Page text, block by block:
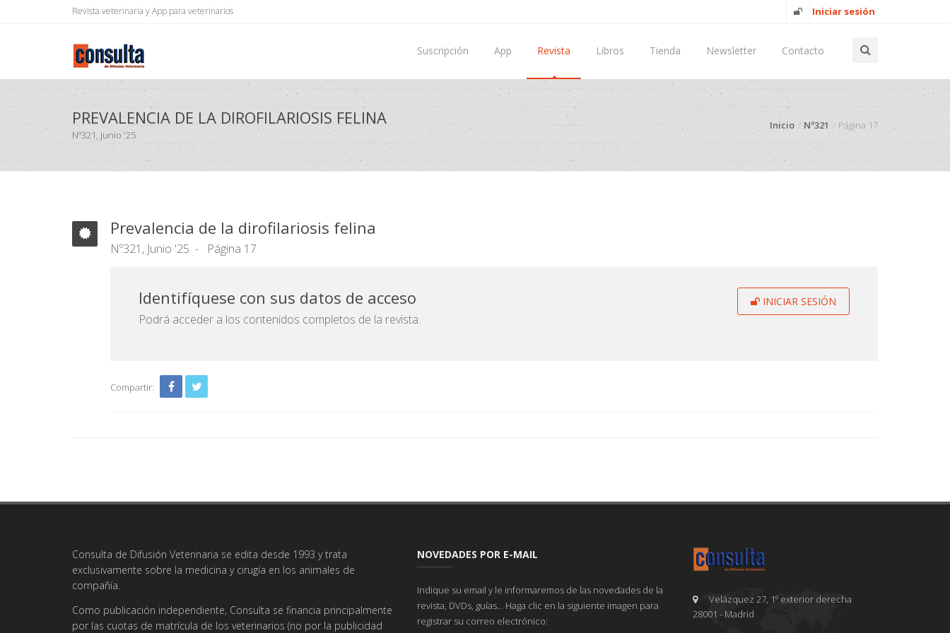
Revista veterinaria y App para veterinarios Iniciar sesión
Suscripción App Revista Libros Tienda Newsletter Contacto
PREVALENCIA DE LA DIROFILARIOSIS FELINA
Nº321, Junio '25
Inicio Nº321 Página 17
Prevalencia de la dirofilariosis felina
Nº321, Junio '25 Página 17
INICIAR SESIÓN
Identifíquese con sus datos de acceso
Podrá acceder a los contenidos completos de la revista.
Compartir:
Consulta de Difusión Veterinaria se edita desde 1993 y trata
exclusivamente sobre la medicina y cirugía en los animales de
compañía.
Como publicación independiente, Consulta se financia principalmente
por las cuotas de matrícula de los veterinarios (no por la publicidad
NOVEDADES POR E-MAIL
Indique su email y le informaremos de las novedades de la
revista, DVDs, guías... Haga clic en la siguiente imagen para
registrar su correo electrónico:
Velázquez 27, 1º exterior derecha
28001 - Madrid